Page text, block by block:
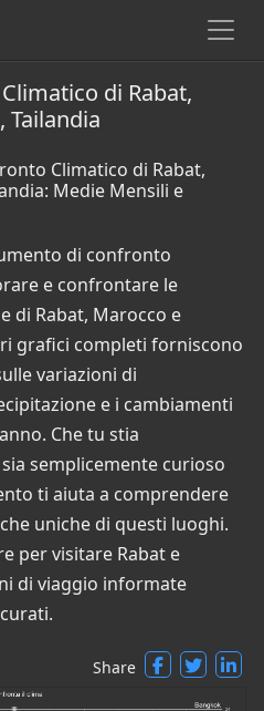
di Rabat,
Tailandia
Climatico di Rabat,
Medie Mensili e
di confronto
e confrontare le
di Rabat, Marocco e
grafici completi forniscono
variazioni di
e i cambiamenti
Che tu stia
semplicemente curioso
ti aiuta a comprendere
uniche di questi luoghi.
per visitare Rabat e
di viaggio informate
Share